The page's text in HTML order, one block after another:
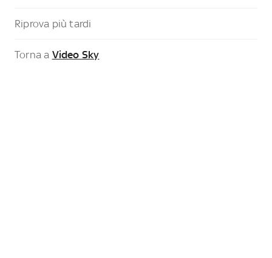
Riprova più tardi
Torna a Video Sky